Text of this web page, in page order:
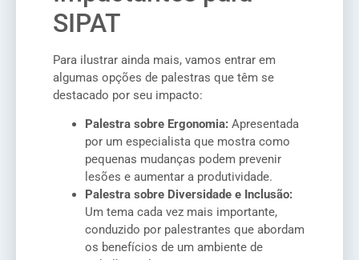
SIPAT
Para ilustrar ainda mais, vamos entrar em
algumas opções de palestras que têm se
destacado por seu impacto:
Palestra sobre Ergonomia: Apresentada
por um especialista que mostra como
pequenas mudanças podem prevenir
lesões e aumentar a produtividade.
Palestra sobre Diversidade e Inclusão:
Um tema cada vez mais importante,
conduzido por palestrantes que abordam
os benefícios de um ambiente de